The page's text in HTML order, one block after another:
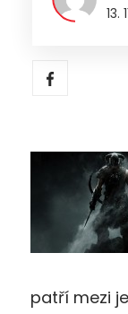
13.
patří mezi